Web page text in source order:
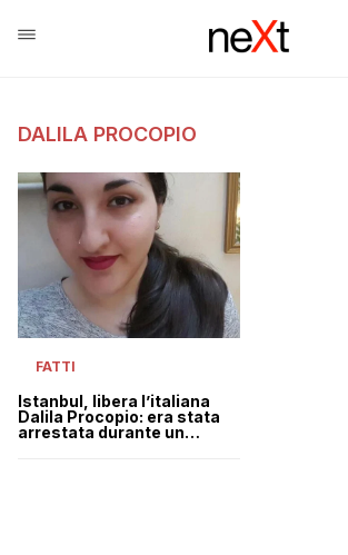
DALILA PROCOPIO
FATTI
Istanbul, libera l’italiana
Dalila Procopio: era stata
arrestata durante un